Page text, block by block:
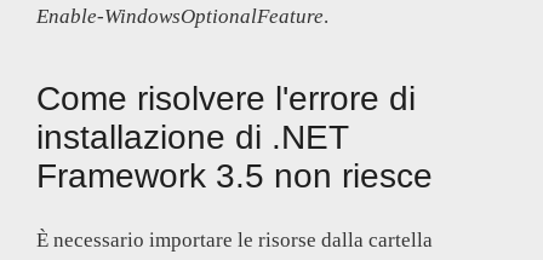
Enable-WindowsOptionalFeature.
Come risolvere l'errore di
installazione di .NET
Framework 3.5 non riesce
È necessario importare le risorse dalla cartella